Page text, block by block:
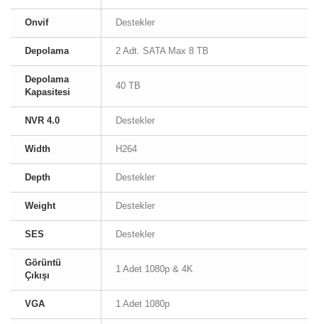
Onvif Destekler
Depolama 2 Adt. SATA Max 8 TB
Depolama
Kapasitesi
40 TB
NVR 4.0 Destekler
Width H264
Depth Destekler
Weight Destekler
SES Destekler
Görüntü
Çıkışı
1 Adet 1080p & 4K
VGA 1 Adet 1080p